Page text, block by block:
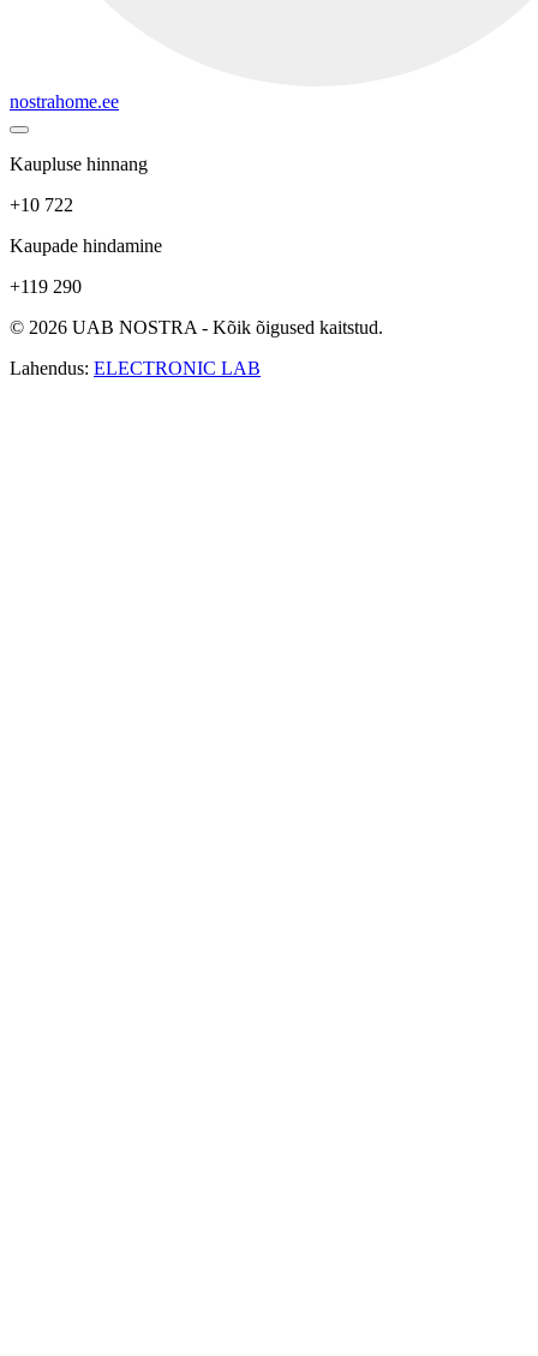
nostrahome.ee
Kaupluse hinnang
+10 722
Kaupade hindamine
+119 290
© 2026 UAB NOSTRA - Kõik õigused kaitstud.
Lahendus: ELECTRONIC LAB